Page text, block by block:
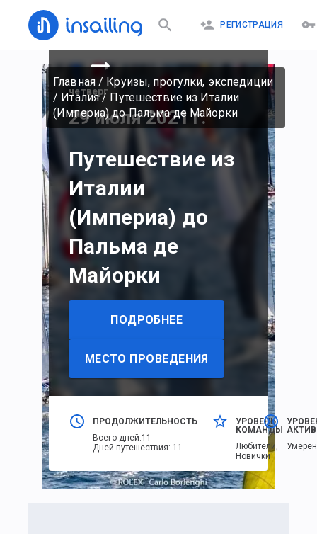
РЕГИСТРАЦИЯ
Главная/ Круизы, прогулки, экспедиции
/ Италия/ Путешествие из Италии
(Империа) до Пальма де Майорки
19 июля 2021 г.
четверг
29 июля 2021 г.
Путешествие из
Италии
(Империа) до
Пальма де
Майорки
ПОДРОБНЕЕ
МЕСТО ПРОВЕДЕНИЯ
ПРОДОЛЖИТЕЛЬНОСТЬ
Всего дней:11
Дней путешествия: 11
УРОВЕНЬ
КОМАНДЫ
Любители,
Новички